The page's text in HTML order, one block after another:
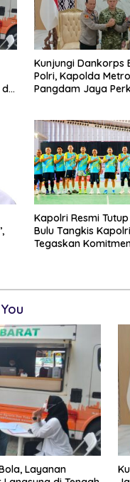
Kunjungi Dankorps
Polri, Kapolda
Pangdam Jaya
Kapolri Resmi
Bulu Tangkis
Tegaskan
Layanan